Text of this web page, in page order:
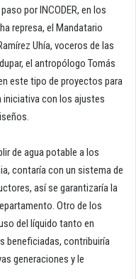
por INCODER, en los
represa, el Mandatario
Uhía, voceros de las
el antropólogo Tomás
este tipo de proyectos para
iniciativa con los ajustes
de agua potable a los
contaría con un sistema de
así se garantizaría la
Otro de los
del líquido tanto en
beneficiadas, contribuiría
generaciones y le